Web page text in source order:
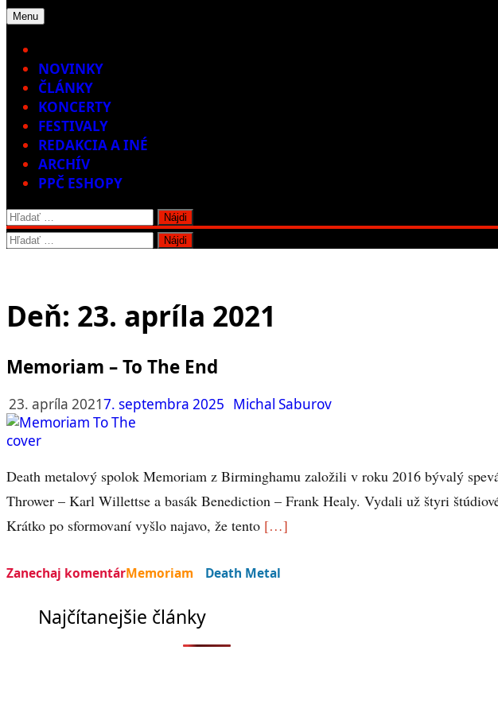
Menu
NOVINKY
ČLÁNKY
KONCERTY
FESTIVALY
REDAKCIA A INÉ
ARCHÍV
PPČ ESHOPY
Hľadať:
Hľadať:
Deň: 23. apríla 2021
Memoriam – To The End
23. apríla 20217. septembra 2025 Michal Saburov
Death metalový spolok Memoriam z Birminghamu založili v roku 2016 bývalý
Thrower – Karl Willettse a basák Benediction – Frank Healy. Vydali už štyri
Krátko po sformovaní vyšlo najavo, že tento […]
Zanechaj komentárMemoriam Death Metal
Najčítanejšie články